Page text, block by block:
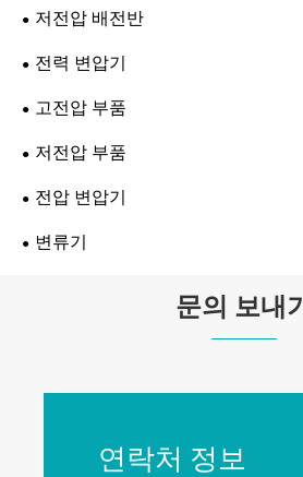
저전압 배전반
전력 변압기
고전압 부품
저전압 부품
전압 변압기
변류기
문의 보내기
연락처 정보